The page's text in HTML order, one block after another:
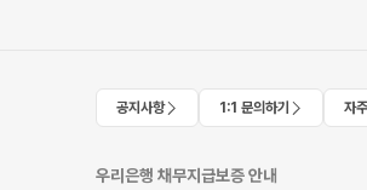
공지사항 1:1 문의하기 자
우리은행 채무지급보증 안내